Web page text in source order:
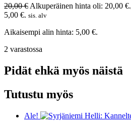
20,00€ Alkuperäinen hinta oli: 20,00 €.
5,00 €. sis. alv
Aikaisempi alin hinta: 5,00 €.
2 varastossa
Pidät ehkä myös näistä
Tutustu myös
Ale!